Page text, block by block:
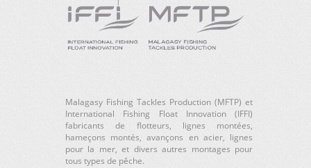
Malagasy Fishing Tackles Production (MFTP) et
International Fishing Float Innovation (IFFI)
fabricants de flotteurs, lignes montées,
hameçons montés, avançons en acier, lignes
pour la mer, et divers autres montages pour
tous types de pêche.